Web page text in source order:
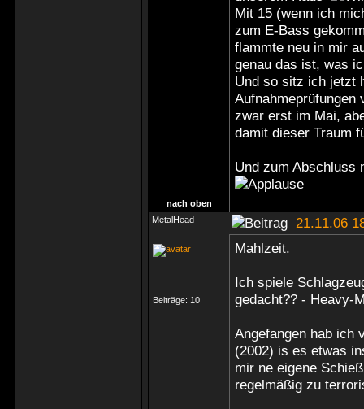
Mit 15 (wenn ich
zum E-Bass
flammte neu in mir
genau das ist, was
Und so sitz ich jetzt
zwar erst im Mai,
damit dieser Traum
Und zum Abschluss
nach oben
MetalHead
21.11.06
Beiträge: 10
Mahlzeit.
Ich spiele
gedacht?? - Heavy-
Angefangen hab ich
(2002) is es etwas
mir ne eigene
regelmäßig zu